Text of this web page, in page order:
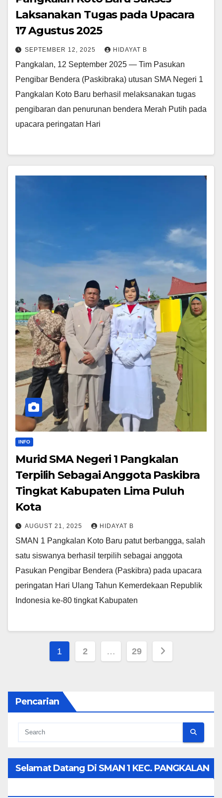
Laksanakan Tugas pada Upacara
17 Agustus 2025
SEPTEMBER 12, 2025 HIDAYAT B
Pangkalan, 12 September 2025 — Tim Pasukan
Pengibar Bendera (Paskibraka) utusan SMA Negeri 1
Pangkalan Koto Baru berhasil melaksanakan tugas
pengibaran dan penurunan bendera Merah Putih pada
upacara peringatan Hari
INFO
Murid SMA Negeri 1 Pangkalan
Terpilih Sebagai Anggota Paskibra
Tingkat Kabupaten Lima Puluh
Kota
AUGUST 21, 2025 HIDAYAT B
SMAN 1 Pangkalan Koto Baru patut berbangga, salah
satu siswanya berhasil terpilih sebagai anggota
Pasukan Pengibar Bendera (Paskibra) pada upacara
peringatan Hari Ulang Tahun Kemerdekaan Republik
Indonesia ke-80 tingkat Kabupaten
Posts
1 2 … 29
Pencarian
Selamat Datang Di SMAN 1 KEC. PANGKALAN